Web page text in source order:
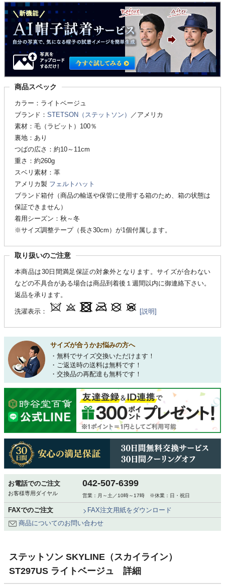
商品スペック
カラー：ライトベージュ
ブランド： STETSON（ステットソン）
／アメリカ
素材：毛（ラビット）100％
裏地：あり
つばの広さ：約10～11cm
重さ：約260g
スベリ素材：革
アメリカ製 フェルトハット
ブランド箱付（商品の輸送や保管に使用する箱のため、箱の状態は
保証できません）
着用シーズン：秋～冬
※サイズ調整テープ（長さ30cm）が1個付属します。
取り扱いのご注意
本商品は30日間満足保証の対象外となります。サイズが合わない
などの不具合がある場合は商品到着後１週間以内に御連絡下さい。
返品を承ります。
洗濯表示： [説明]
サイズが合うかお悩みの方へ
・無料でサイズ交換いただけます！
・ご返送時の送料は無料です！
・交換品の再配達も無料です！
お電話でのご注文
お客様専用ダイヤル
042-507-6399
営業：月～土／10時～17時 ※休業：日・祝日
FAXでのご注文
FAX注文用紙をダウンロード
商品についてのお問い合わせ
ステットソン SKYLINE（スカイライン）
ST297US ライトベージュ 詳細